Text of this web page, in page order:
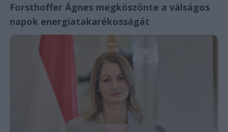
Forsthoffer Ágnes megköszönte a válságos
napok energiatakarékosságát